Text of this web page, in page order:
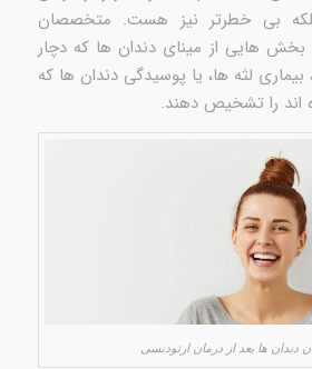
بی خطرتر نیز هست. متخصصان
بخش هایی از مینای دندان ها که دچار
بیماری لثه ها، یا پوسیدگی دندان ها که
اند را تشخیص دهند.
دندان ها بعد از درمان ارتودنسی